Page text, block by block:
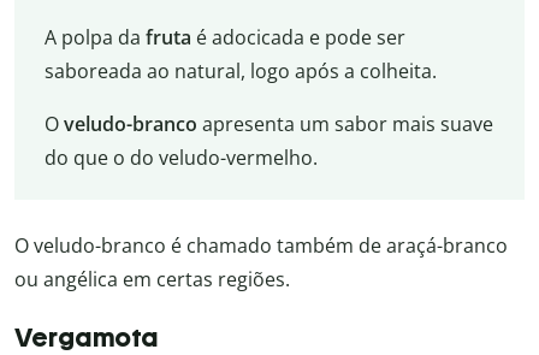
A polpa da fruta é adocicada e pode ser
saboreada ao natural, logo após a colheita.
Oveludo-branco apresenta um sabor mais suave
do que o do veludo-vermelho.
O veludo-branco é chamado também de araçá-branco
ou angélica em certas regiões.
Vergamota